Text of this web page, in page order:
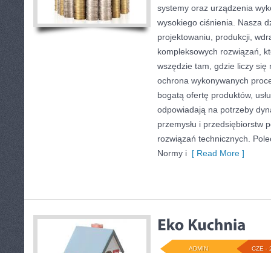
systemy oraz urządzenia
wysokiego ciśnienia. Nasza
projektowaniu, produkcji,
kompleksowych rozwiązań,
wszędzie tam, gdzie liczy
ochrona wykonywanych
bogatą ofertę produktów,
odpowiadają na potrzeby
przemysłu i przedsiębiorstw
rozwiązań technicznych.
Normy i [ Read More ]
CZE -
ADMIN